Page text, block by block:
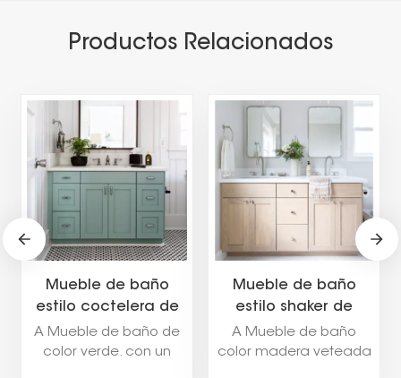
Productos Relacionados
Mueble de baño
estilo coctelera de
color verde salvia
con lavabo
A Mueble de baño de
color verde. con un
Mueble de baño
estilo shaker de
madera veteada
con lavabo doble
A Mueble de baño
color madera veteada